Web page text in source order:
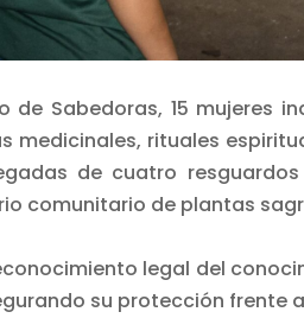
de Sabedoras, 15
rituales
de cuatro
comunitario de plantas
legal del
su protección frente